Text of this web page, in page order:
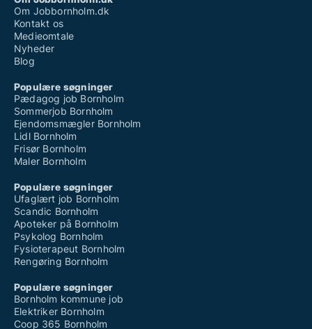
Om Jobbornholm.dk
Kontakt os
Medieomtale
Nyheder
Blog
Populære søgninger
Pædagog job Bornholm
Sommerjob Bornholm
Ejendomsmægler Bornholm
Lidl Bornholm
Frisør Bornholm
Maler Bornholm
Populære søgninger
Ufaglært job Bornholm
Scandic Bornholm
Apoteker på Bornholm
Psykolog Bornholm
Fysioterapeut Bornholm
Rengøring Bornholm
Populære søgninger
Bornholm kommune job
Elektriker Bornholm
Coop 365 Bornholm